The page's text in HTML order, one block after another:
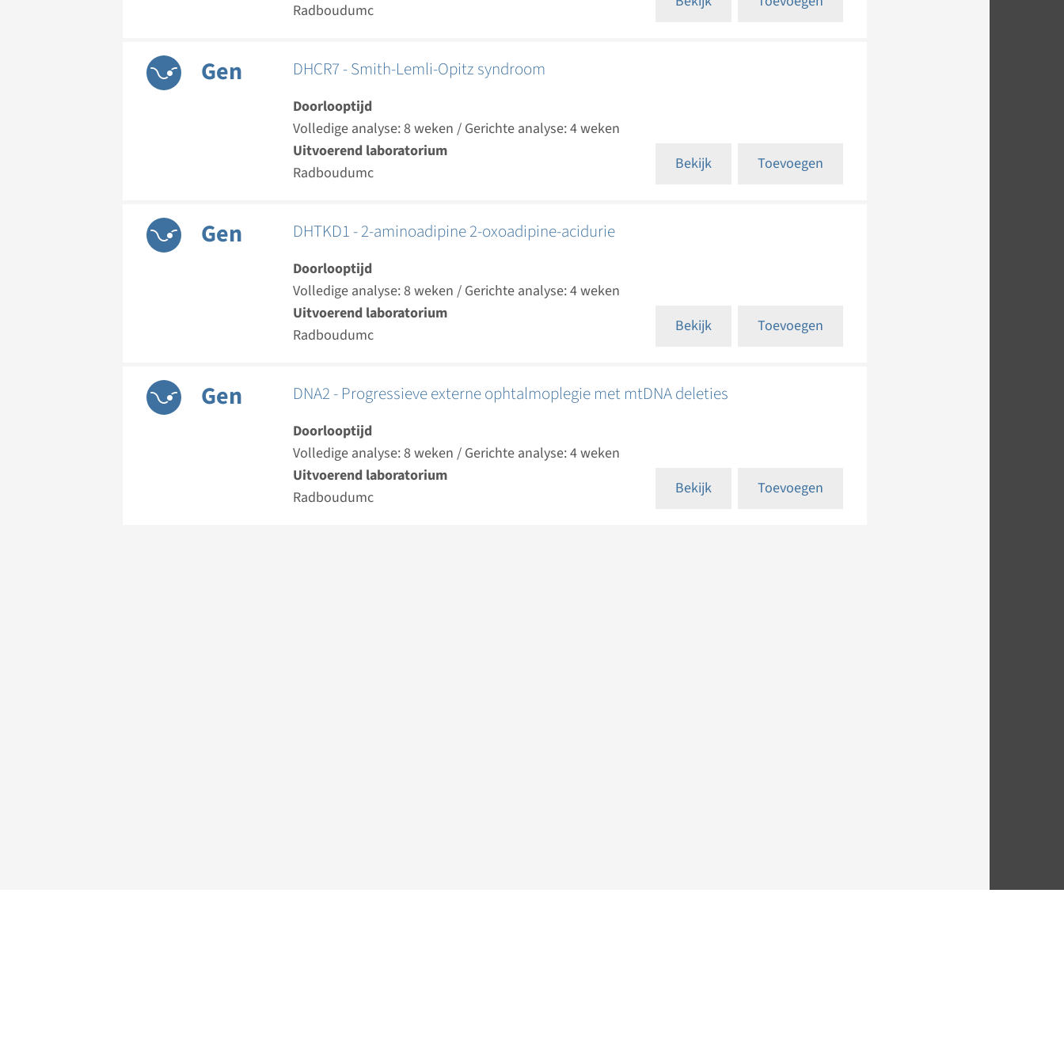
Radboudumc
Gen DHCR7 - Smith-Lemli-Opitz syndroom
Doorlooptijd
Volledige analyse: 8 weken / Gerichte analyse: 4 weken
Uitvoerend laboratorium
Radboudumc
Bekijk Toevoegen
Gen DHTKD1 - 2-aminoadipine 2-oxoadipine-acidurie
Doorlooptijd
Volledige analyse: 8 weken / Gerichte analyse: 4 weken
Uitvoerend laboratorium
Radboudumc
Bekijk Toevoegen
Gen DNA2 - Progressieve externe ophtalmoplegie met mtDNA deleties
Doorlooptijd
Volledige analyse: 8 weken / Gerichte analyse: 4 weken
Uitvoerend laboratorium
Radboudumc
Bekijk Toevoegen